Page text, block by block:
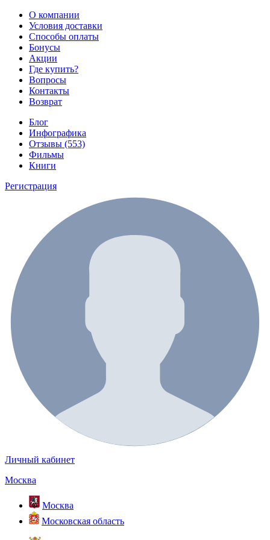
О компании
Условия доставки
Способы оплаты
Бонусы
Акции
Где купить?
Вопросы
Контакты
Возврат
Блог
Инфографика
Отзывы (553)
Фильмы
Книги
Регистрация
Личный кабинет
Москва
Москва
Московская область